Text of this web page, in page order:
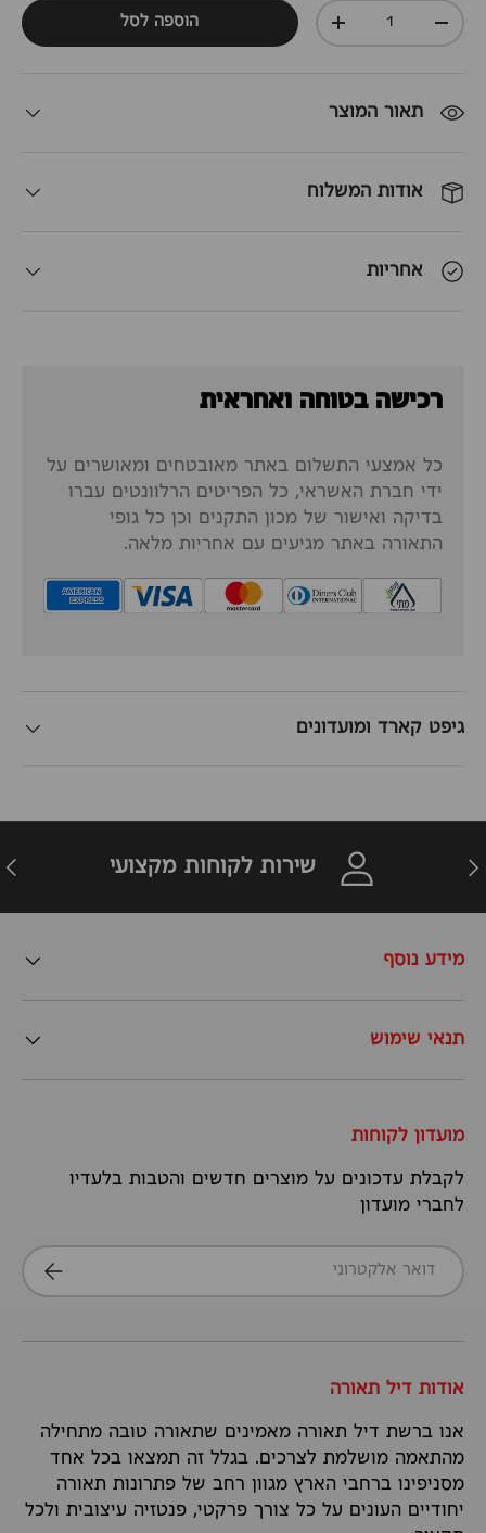
כמות
-
+ הוספה לסל
תאור המוצר
אודות המשלוח
אחריות
רכישה בטוחה ואחראית
כל אמצעי התשלום באתר מאובטחים ומאושרים על
ידי חברת האשראי, כל הפריטים הרלוונטים עברו
בדיקה ואישור של מכון התקנים וכן כל גופי
התאורה באתר מגיעים עם אחריות מלאה.
גיפט קארד ומועדונים
חזרה שירות לקוחות מקצועי
מידע נוסף
תנאי שימוש
מועדון לקוחות
לקבלת עדכונים על מוצרים חדשים והטבות בלעדיו
לחברי מועדון
דואר אלקטרוני
הרשמה
אודות דיל תאורה
אנו ברשת דיל תאורה מאמינים שתאורה טובה מתחילה
מהתאמה מושלמת לצרכים. בגלל זה תמצאו בכל אחד
מסניפינו ברחבי הארץ מגוון רחב של פתרונות תאורה
יחודיים העונים על כל צורך פרקטי, פנטזיה עיצובית ולכל